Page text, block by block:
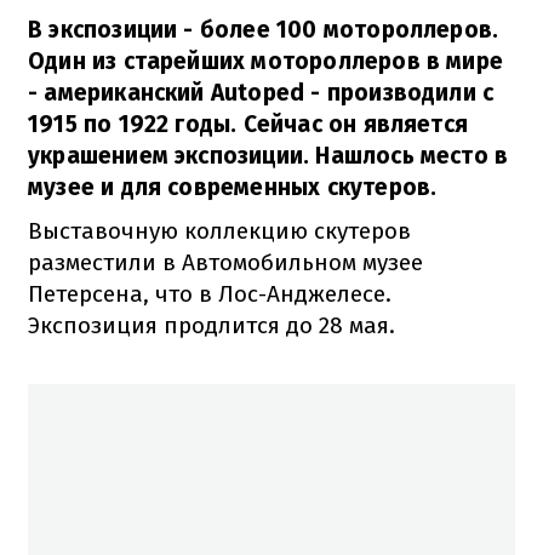
В экспозиции - более 100 мотороллеров.
Один из старейших мотороллеров в мире
- американский Autoped - производили с
1915 по 1922 годы. Сейчас он является
украшением экспозиции. Нашлось место в
музее и для современных скутеров.
Выставочную коллекцию скутеров
разместили в Автомобильном музее
Петерсена, что в Лос-Анджелесе.
Экспозиция продлится до 28 мая.